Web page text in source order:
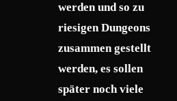
werden und so zu
riesigen Dungeons
zusammen gestellt
werden, es sollen
später noch viele